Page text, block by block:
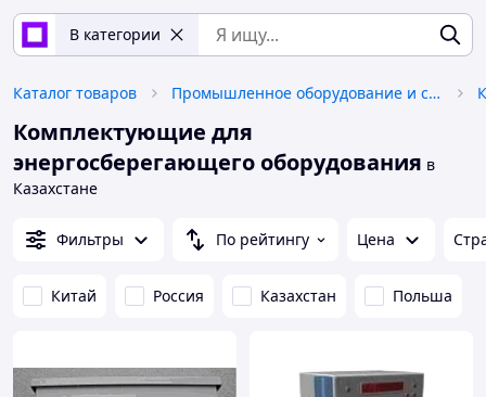
В категории
Каталог товаров Промышленное оборудование и станки
Комплектующие для
энергосберегающего оборудования в
Казахстане
Фильтры По рейтингу Цена
Китай Россия Казахстан Польша